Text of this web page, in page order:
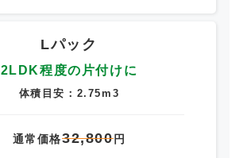
Lパック
2LDK程度の片付けに
体積目安：2.75m3
通常価格32,800円